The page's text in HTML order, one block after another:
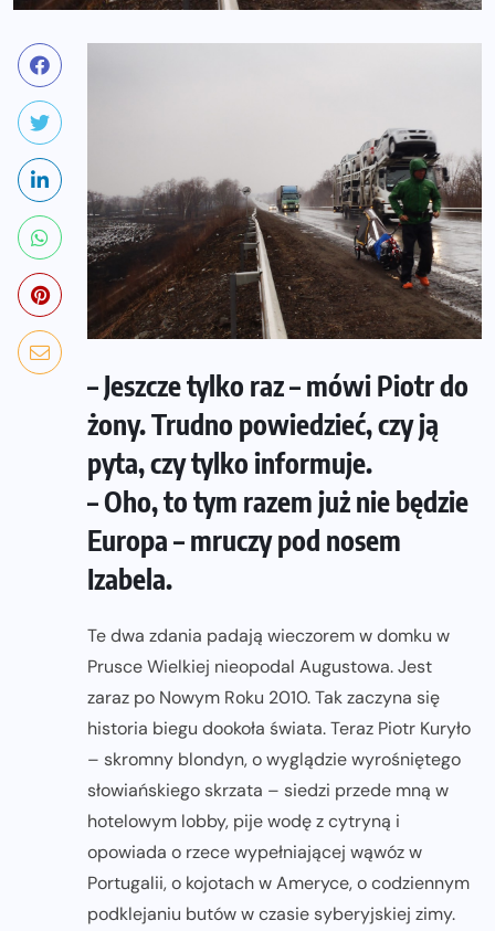
– Jeszcze tylko raz – mówi Piotr do
żony. Trudno powiedzieć, czy ją
pyta, czy tylko informuje.
– Oho, to tym razem już nie będzie
Europa – mruczy pod nosem
Izabela.
Te dwa zdania padają wieczorem w domku w
Prusce Wielkiej nieopodal Augustowa. Jest
zaraz po Nowym Roku 2010. Tak zaczyna się
historia biegu dookoła świata. Teraz Piotr Kuryło
– skromny blondyn, o wyglądzie wyrośniętego
słowiańskiego skrzata – siedzi przede mną w
hotelowym lobby, pije wodę z cytryną i
opowiada o rzece wypełniającej wąwóz w
Portugalii, o kojotach w Ameryce, o codziennym
podklejaniu butów w czasie syberyjskiej zimy.